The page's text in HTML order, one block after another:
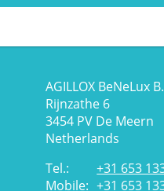
AGILLOX BeNeLux
Rijnzathe 6
3454 PV De Meern
Netherlands
Tel.:
+31 653
Mobile: +31 653